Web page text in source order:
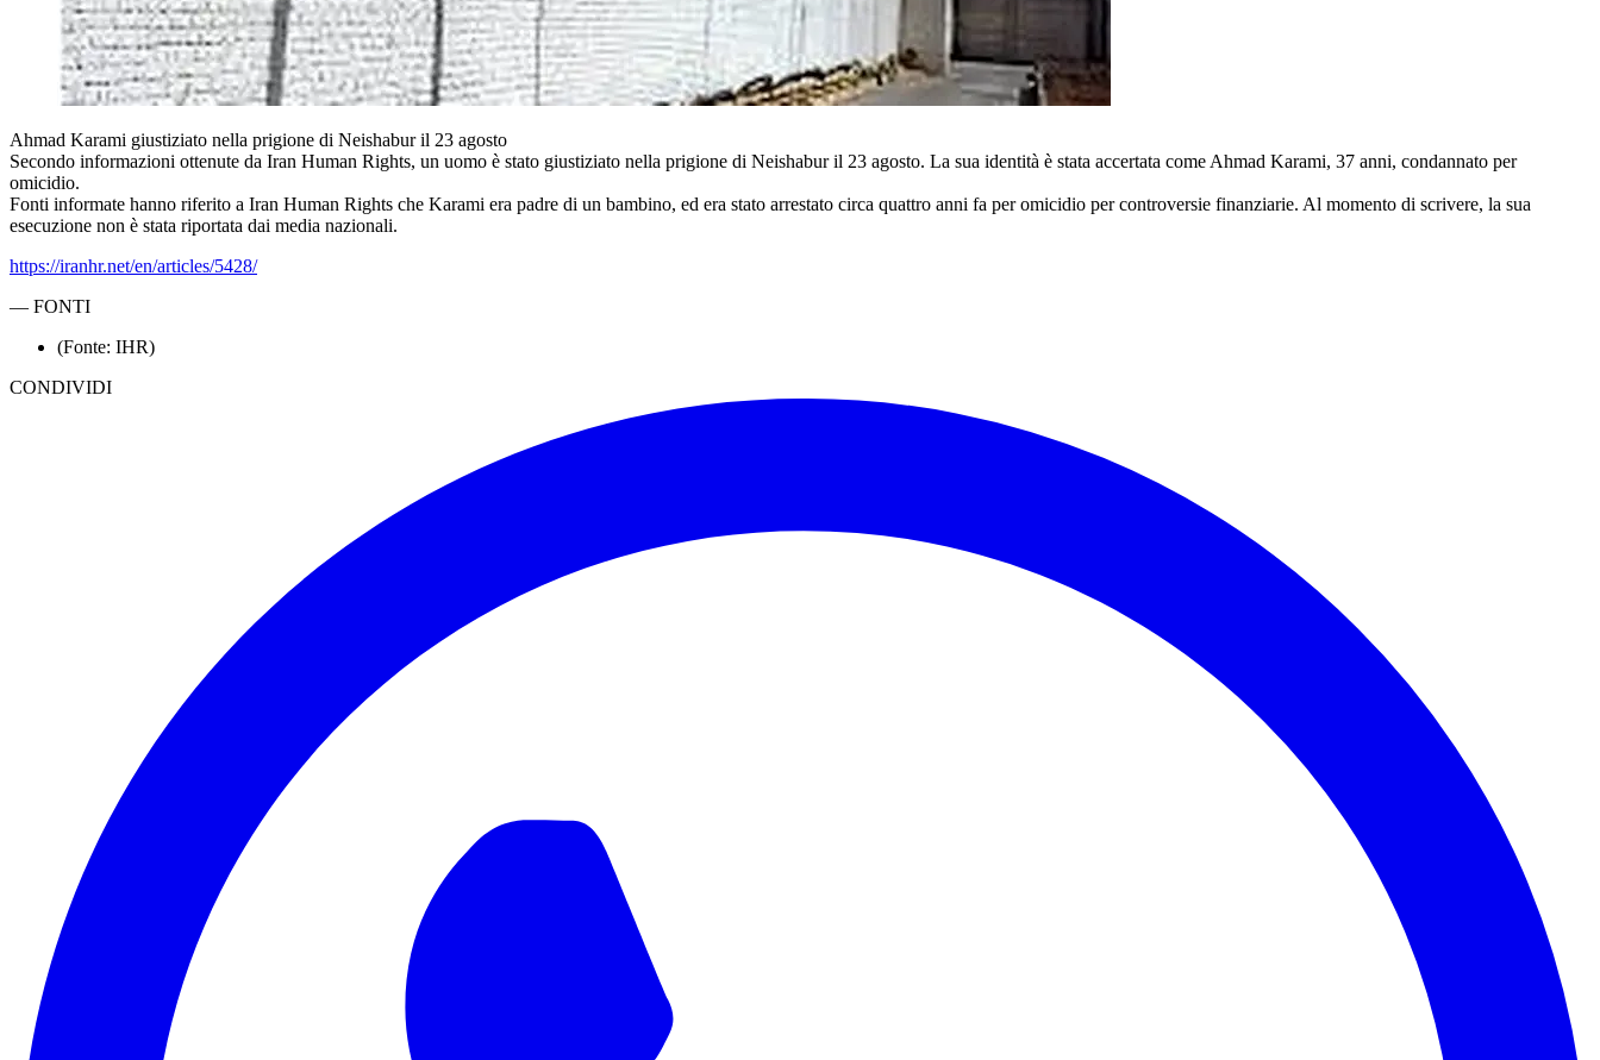
Ahmad Karami giustiziato nella prigione di Neishabur il 23 agosto
Secondo informazioni ottenute da Iran Human Rights, un uomo è stato giustiziato nella prigione di Neishabur il 23 agosto. La sua identità è stata accertata come Ahmad Karami, 37 anni, condannato per
omicidio.
Fonti informate hanno riferito a Iran Human Rights che Karami era padre di un bambino, ed era stato arrestato circa quattro anni fa per omicidio per controversie finanziarie. Al momento di scrivere, la sua
esecuzione non è stata riportata dai media nazionali.
https://iranhr.net/en/articles/5428/
— FONTI
(Fonte: IHR)
CONDIVIDI